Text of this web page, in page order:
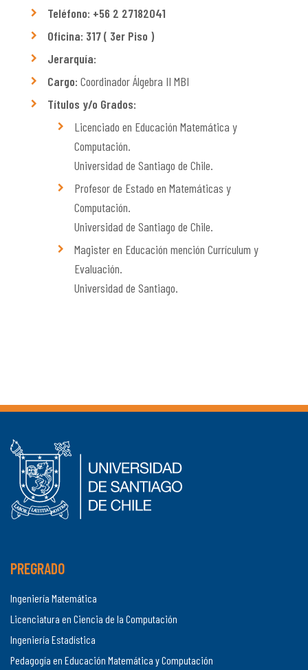
Teléfono: +56 2 27182041
Oficina: 317 ( 3er Piso )
Jerarquía:
Cargo: Coordinador Álgebra II MBI
Títulos y/o Grados:
Licenciado en Educación Matemática y
Computación.
Universidad de Santiago de Chile.
Profesor de Estado en Matemáticas y
Computación.
Universidad de Santiago de Chile.
Magister en Educación mención Currículum y
Evaluación.
Universidad de Santiago.
PREGRADO
Ingeniería Matemática
Licenciatura en Ciencia de la Computación
Ingeniería Estadística
Pedagogía en Educación Matemática y Computación